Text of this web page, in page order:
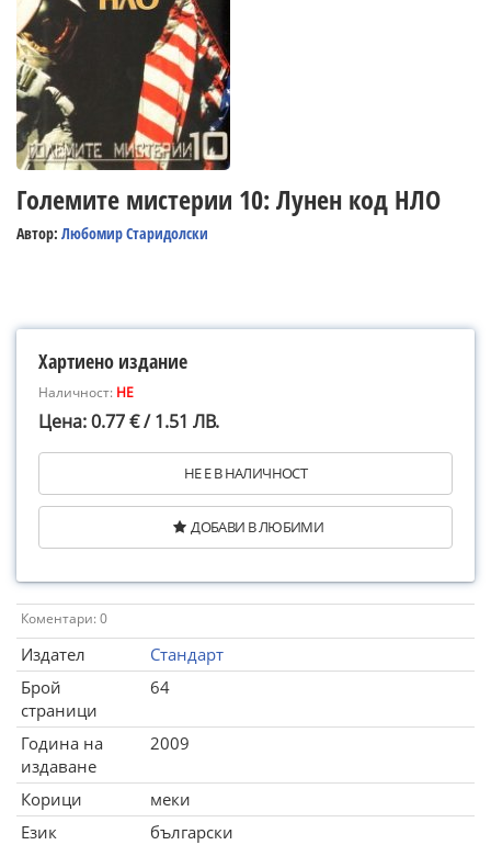
Големите мистерии 10: Лунен код НЛО
Автор: Любомир Старидолски
Хартиено издание
Наличност: НЕ
Цена: 0.77 € / 1.51 ЛВ.
НЕ Е В НАЛИЧНОСТ
ДОБАВИ В ЛЮБИМИ
Коментари: 0
Издател
Стандарт
Брой
страници
64
Година на
издаване
2009
Корици
меки
Език
български